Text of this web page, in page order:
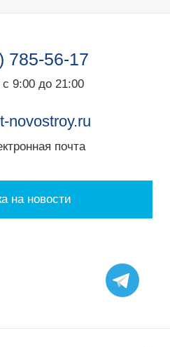
785-56-17
9:00 до 21:00
novostroy.ru
почта
на новости